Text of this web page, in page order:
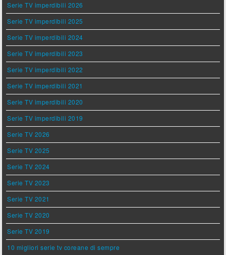
Serie TV imperdibili 2026
Serie TV imperdibili 2025
Serie TV imperdibili 2024
Serie TV imperdibili 2023
Serie TV imperdibili 2022
Serie TV imperdibili 2021
Serie TV imperdibili 2020
Serie TV imperdibili 2019
Serie TV 2026
Serie TV 2025
Serie TV 2024
Serie TV 2023
Serie TV 2021
Serie TV 2020
Serie TV 2019
10 migliori serie tv coreane di sempre